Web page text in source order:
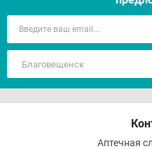
Аптечная